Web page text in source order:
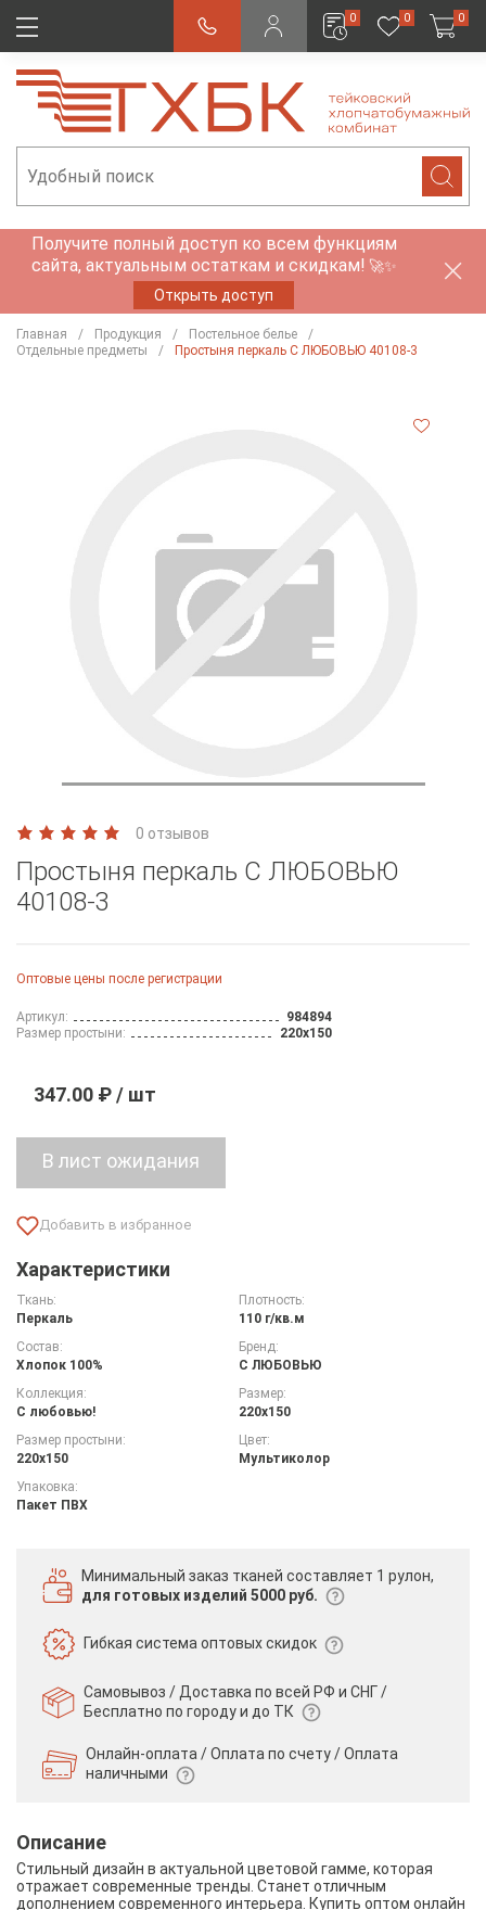
0 0 0
Получите полный доступ ко всем функциям
сайта, актуальным остаткам и скидкам! 🚀✨
Открыть доступ
Главная Продукция
Постельное белье
Отдельные предметы
Простыня перкаль С ЛЮБОВЬЮ 40108-3
0 отзывов
Простыня перкаль С ЛЮБОВЬЮ
40108-3
Оптовые цены после регистрации
Артикул:
984894
Размер простыни:
220х150
347.00 ₽ / шт
Характеристики
Ткань:
Перкаль
Плотность:
110 г/кв.м
Состав:
Хлопок 100%
Бренд:
С ЛЮБОВЬЮ
Коллекция:
С любовью!
Размер:
220х150
Размер простыни:
220х150
Цвет:
Мультиколор
Упаковка:
Пакет ПВХ
Минимальный заказ тканей составляет 1 рулон,
для готовых изделий 5000 руб.
Гибкая системаоптовых скидок
Самовывоз / Доставка по всей РФ и СНГ /
Бесплатно по городу и до ТК
Онлайн-оплата / Оплата по счету /Оплата
наличными
Описание
Стильный дизайн в актуальной цветовой гамме, которая
отражает современные тренды. Станет отличным
дополнением современного интерьера. Купить оптом онлайн